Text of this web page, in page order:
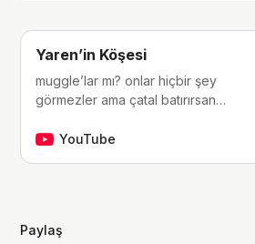
Yaren’in Köşesi
muggle’lar mı? onlar hiçbir şey
görmezler ama çatal batırırsan
çocukluğumdan beri tutkunu olduğum
de bana eşlik etmek isterseniz,
YouTube
Paylaş